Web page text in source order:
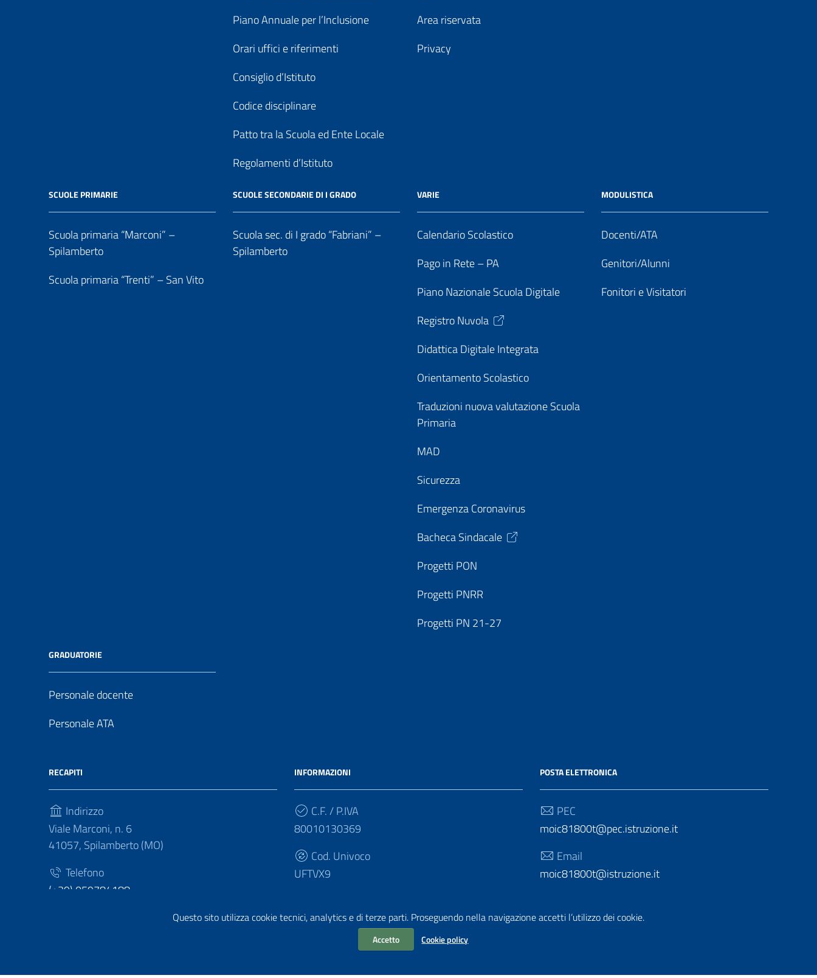
Questo sito utilizza cookie tecnici, analytics e di terze parti. Proseguendo nella navigazione accetti l’utilizzo dei cookie.
Accetto Cookie policy
Piano Annuale per l’Inclusione
Orari uffici e riferimenti
Consiglio d’Istituto
Codice disciplinare
Patto tra la Scuola ed Ente Locale
Regolamenti d’Istituto
Area riservata
Privacy
SCUOLE PRIMARIE
Scuola primaria “Marconi” –
Spilamberto
Scuola primaria “Trenti” – San Vito
SCUOLE SECONDARIE DI I GRADO
Scuola sec. di I grado “Fabriani” –
Spilamberto
VARIE
Calendario Scolastico
Pago in Rete – PA
Piano Nazionale Scuola Digitale
Registro Nuvola
Didattica Digitale Integrata
Orientamento Scolastico
Traduzioni nuova valutazione Scuola
Primaria
MAD
Sicurezza
Emergenza Coronavirus
Bacheca Sindacale
Progetti PON
Progetti PNRR
Progetti PN 21-27
MODULISTICA
Docenti/ATA
Genitori/Alunni
Fonitori e Visitatori
GRADUATORIE
Personale docente
Personale ATA
RECAPITI
Indirizzo
Viale Marconi, n. 6
41057, Spilamberto (MO)
Telefono
(+39) 059784188
INFORMAZIONI
C.F. / P.IVA
80010130369
Cod. Univoco
UFTVX9
POSTA ELETTRONICA
PEC
moic81800t@pec.istruzione.it
Email
moic81800t@istruzione.it